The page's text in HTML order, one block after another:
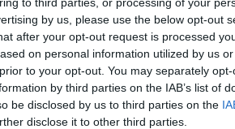
by us, please use the below opt-out
after your opt-out request is processed
on personal information utilized by us
to your opt-out. You may separately
by third parties on the IAB’s list of
be disclosed by us to third parties on the
disclose it to other third parties.
RJ-45 - męski
RJ-45 - męski
ISO/IEC 11801, TIA/EIA-568-B.2-1, EN 50288